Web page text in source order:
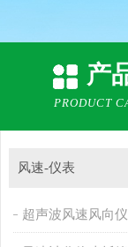
产
PRODUCT
风速-仪表
超声波风速风向仪